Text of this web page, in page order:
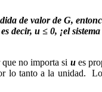
de valor de G,
decir, u ≤ 0, ¡el
no importa si ues
lo tanto a la unidad.